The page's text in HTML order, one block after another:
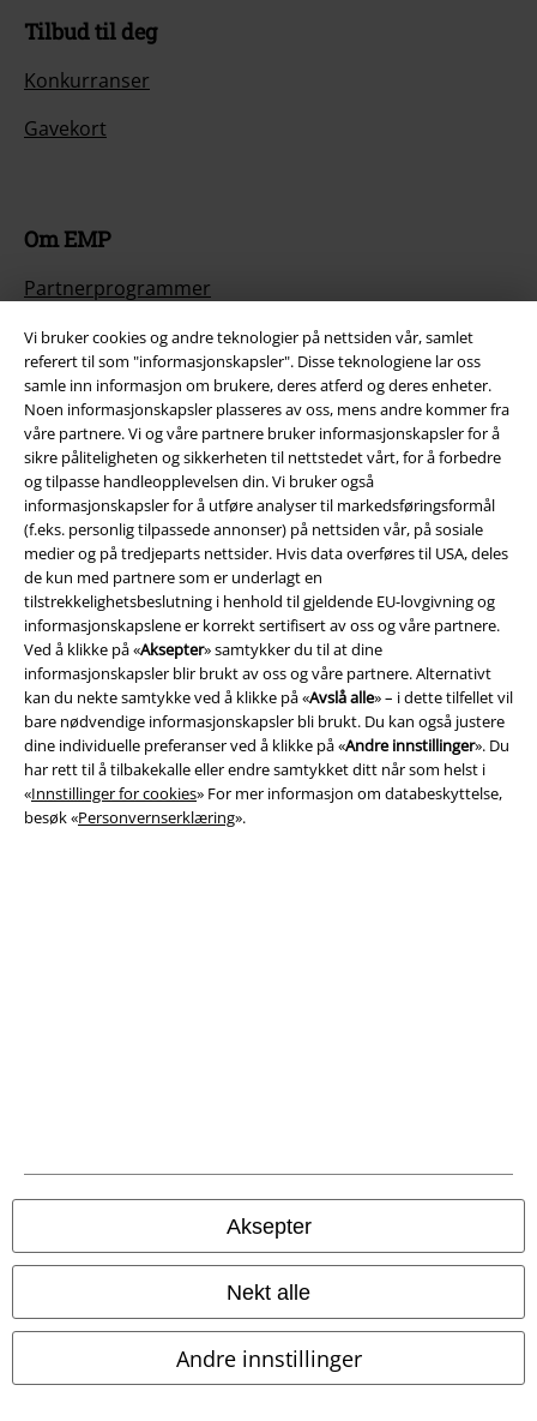
Vi bruker cookies og andre teknologier på nettsiden vår, samlet
referert til som "informasjonskapsler". Disse teknologiene lar oss
samle inn informasjon om brukere, deres atferd og deres enheter.
Noen informasjonskapsler plasseres av oss, mens andre kommer fra
våre partnere. Vi og våre partnere bruker informasjonskapsler for å
sikre påliteligheten og sikkerheten til nettstedet vårt, for å forbedre
og tilpasse handleopplevelsen din. Vi bruker også
informasjonskapsler for å utføre analyser til markedsføringsformål
(f.eks. personlig tilpassede annonser) på nettsiden vår, på sosiale
medier og på tredjeparts nettsider. Hvis data overføres til USA, deles
de kun med partnere som er underlagt en
tilstrekkelighetsbeslutning i henhold til gjeldende EU-lovgivning og
informasjonskapslene er korrekt sertifisert av oss og våre partnere.
Ved å klikke på «Aksepter» samtykker du til at dine
informasjonskapsler blir brukt av oss og våre partnere. Alternativt
kan du nekte samtykke ved å klikke på «Avslå alle» – i dette tilfellet vil
bare nødvendige informasjonskapsler bli brukt. Du kan også justere
dine individuelle preferanser ved å klikke på «Andre innstillinger». Du
har rett til å tilbakekalle eller endre samtykket ditt når som helst i
«Innstillinger for cookies» For mer informasjon om databeskyttelse,
besøk «Personvernserklæring».
Aksepter
Nekt alle
Andre innstillinger
Tilbud til deg
Konkurranser
Gavekort
Om EMP
Partnerprogrammer
Bærekraftighet
Community
Betalingsmåter
A Warner Music Group Company